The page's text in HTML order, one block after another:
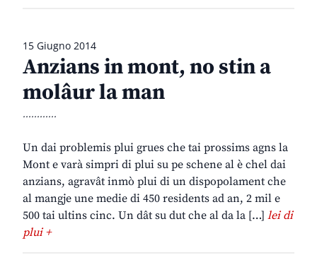
15 Giugno 2014
Anzians in mont, no stin a
molâur la man
............
Un dai problemis plui grues che tai prossims agns la
Mont e varà simpri di plui su pe schene al è chel dai
anzians, agravât inmò plui di un dispopolament che
al mangje une medie di 450 residents ad an, 2 mil e
500 tai ultins cinc. Un dât su dut che al da la […] lei di
plui +